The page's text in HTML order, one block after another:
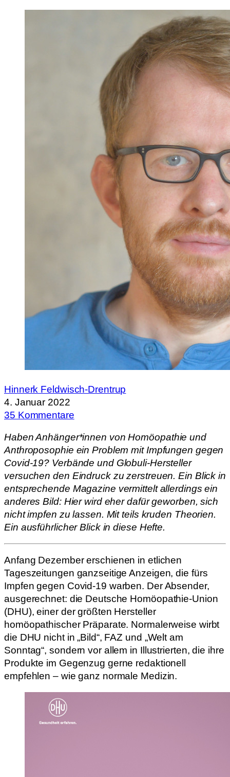
Hinnerk Feldwisch-Drentrup
4. Januar 2022
35 Kommentare
Haben Anhänger*innen von Homöopathie und
Anthroposophie ein Problem mit Impfungen gegen
Covid-19? Verbände und Globuli-Hersteller
versuchen den Eindruck zu zerstreuen. Ein Blick in
entsprechende Magazine vermittelt allerdings ein
anderes Bild: Hier wird eher dafür geworben, sich
nicht impfen zu lassen. Mit teils kruden Theorien.
Ein ausführlicher Blick in diese Hefte.
Anfang Dezember erschienen in etlichen
Tageszeitungen ganzseitige Anzeigen, die fürs
Impfen gegen Covid-19 warben. Der Absender,
ausgerechnet: die Deutsche Homöopathie-Union
(DHU), einer der größten Hersteller
homöopathischer Präparate. Normalerweise wirbt
die DHU nicht in „Bild“, FAZ und „Welt am
Sonntag“, sondern vor allem in Illustrierten, die ihre
Produkte im Gegenzug gerne redaktionell
empfehlen – wie ganz normale Medizin.